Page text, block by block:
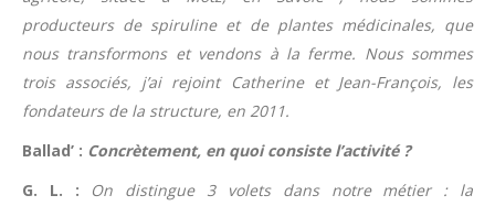
producteurs de spiruline et de plantes médicinales, que
nous transformons et vendons à la ferme. Nous sommes
trois associés, j’ai rejoint Catherine et Jean-François, les
fondateurs de la structure, en 2011.
Ballad’ : Concrètement, en quoi consiste l’activité ?
G. L. :
On distingue 3 volets dans notre métier : la